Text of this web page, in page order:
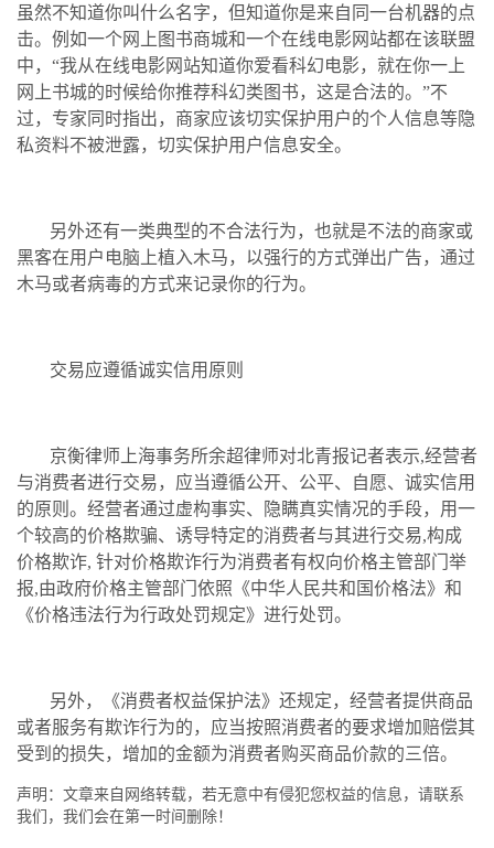
虽然不知道你叫什么名字，但知道你是来自同一台机器的点
击。例如一个网上图书商城和一个在线电影网站都在该联盟
中，“我从在线电影网站知道你爱看科幻电影，就在你一上
网上书城的时候给你推荐科幻类图书，这是合法的。”不
过，专家同时指出，商家应该切实保护用户的个人信息等隐
私资料不被泄露，切实保护用户信息安全。
另外还有一类典型的不合法行为，也就是不法的商家或
黑客在用户电脑上植入木马，以强行的方式弹出广告，通过
木马或者病毒的方式来记录你的行为。
交易应遵循诚实信用原则
京衡律师上海事务所余超律师对北青报记者表示,经营者
与消费者进行交易，应当遵循公开、公平、自愿、诚实信用
的原则。经营者通过虚构事实、隐瞒真实情况的手段，用一
个较高的价格欺骗、诱导特定的消费者与其进行交易,构成
价格欺诈, 针对价格欺诈行为消费者有权向价格主管部门举
报,由政府价格主管部门依照《中华人民共和国价格法》和
《价格违法行为行政处罚规定》进行处罚。
另外，《消费者权益保护法》还规定，经营者提供商品
或者服务有欺诈行为的，应当按照消费者的要求增加赔偿其
受到的损失，增加的金额为消费者购买商品价款的三倍。
声明：文章来自网络转载，若无意中有侵犯您权益的信息，请联系
我们，我们会在第一时间删除！